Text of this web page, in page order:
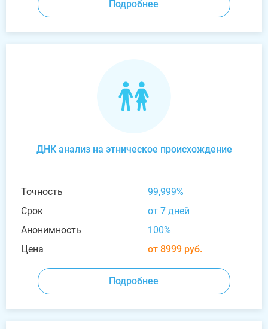
Подробнее
ДНК анализ на этническое происхождение
Точность
99,999%
Срок
от 7 дней
Анонимность
100%
Цена
от 8999 руб.
Подробнее